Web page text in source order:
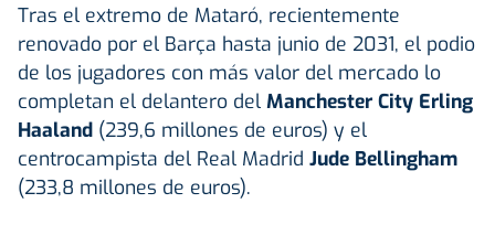
Tras el extremo de Mataró, recientemente
renovado por el Barça hasta junio de 2031, el podio
de los jugadores con más valor del mercado lo
completan el delantero del Manchester City Erling
Haaland (239,6 millones de euros) y el
centrocampista del Real Madrid Jude Bellingham
(233,8 millones de euros).